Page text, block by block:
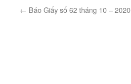
← Báo Giấy số 62 tháng 10 – 2020